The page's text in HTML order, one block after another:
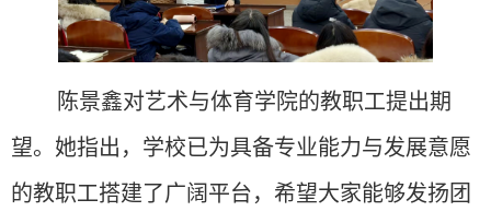
陈景鑫对艺术与体育学院的教职工提出期
望。她指出，学校已为具备专业能力与发展意愿
的教职工搭建了广阔平台，希望大家能够发扬团